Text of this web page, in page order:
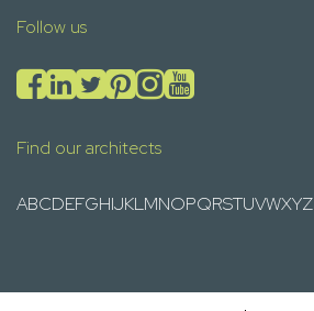
Follow us
Find our architects
ABCDEFGHIJKLMNOPQRSTUVWXYZ